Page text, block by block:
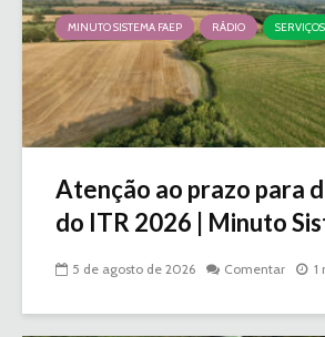
MINUTO SISTEMA FAEP RÁDIO SERVIÇOS
Atenção ao prazo para
do ITR 2026 | Minuto
5 de agosto de 2026 Comentar 1